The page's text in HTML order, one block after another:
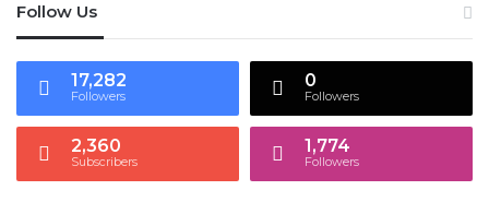
Follow Us
17,282
Followers
0
Followers
2,360
Subscribers
1,774
Followers